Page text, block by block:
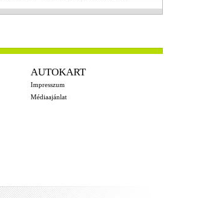
AUTOKART
Impresszum
Médiaajánlat